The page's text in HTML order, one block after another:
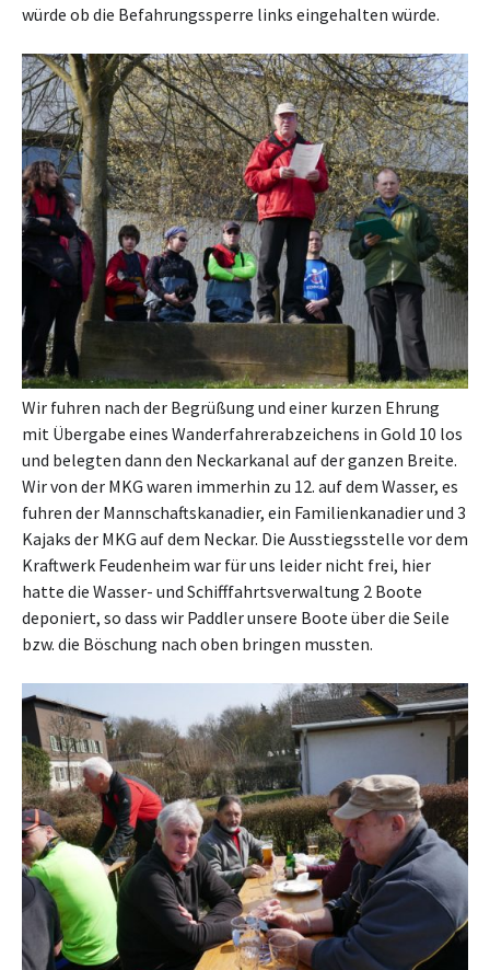
würde ob die Befahrungssperre links eingehalten würde.
Wir fuhren nach der Begrüßung und einer kurzen Ehrung
mit Übergabe eines Wanderfahrerabzeichens in Gold 10 los
und belegten dann den Neckarkanal auf der ganzen Breite.
Wir von der MKG waren immerhin zu 12. auf dem Wasser, es
fuhren der Mannschaftskanadier, ein Familienkanadier und 3
Kajaks der MKG auf dem Neckar. Die Ausstiegsstelle vor dem
Kraftwerk Feudenheim war für uns leider nicht frei, hier
hatte die Wasser- und Schifffahrtsverwaltung 2 Boote
deponiert, so dass wir Paddler unsere Boote über die Seile
bzw. die Böschung nach oben bringen mussten.